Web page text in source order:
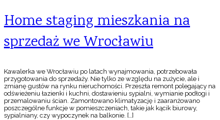
Home staging mieszkania na
sprzedaż we Wrocławiu
Kawalerka we Wrocławiu po latach wynajmowania, potrzebowała
przygotowania do sprzedaży. Nie tylko ze względu na zużycie, ale i
zmianę gustów na rynku nieruchomości. Przeszła remont polegający na
odświeżeniu łazienki i kuchni, dostawieniu sypialni, wymianie podłogi i
przemalowaniu ścian. Zamontowano klimatyzację i zaaranżowano
poszczególne funkcje w pomieszczeniach, takie jak kącik biurowy,
sypialniany, czy wypoczynek na balkonie. […]